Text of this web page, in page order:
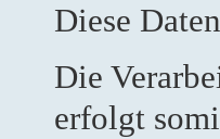
Diese
Die
erfolgt